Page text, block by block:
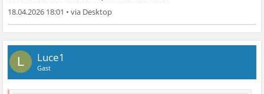
18.04.2026 18:01 •
L Luce1
Gast